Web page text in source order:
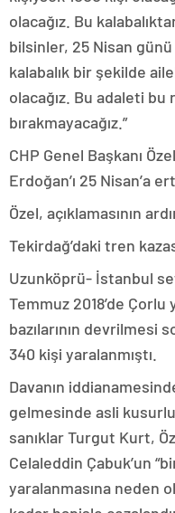
olacağız. Bu
bilsinler, 25 Nisan
kalabalık bir şekilde
olacağız. Bu adaleti bu
bırakmayacağız.”
CHP Genel Başkanı
Erdoğan’ı 25 Nisan’a
Özel, açıklamasının
Tekirdağ’daki tren
Uzunköprü- İstanbul
Temmuz 2018’de Çorlu
bazılarının devrilmesi
340 kişi yaralanmıştı.
Davanın
gelmesinde asli
sanıklar Turgut Kurt,
Celaleddin Çabuk’un
yaralanmasına neden